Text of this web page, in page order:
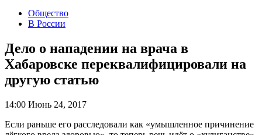
Общество
В России
Дело о нападении на врача в
Хабаровске переквалифицировали на
другую статью
14:00 Июнь 24, 2017
Если раньше его расследовали как «умышленное причинение